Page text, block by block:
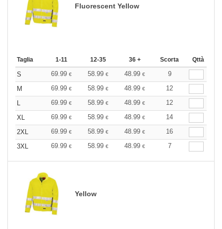
Fluorescent Yellow
Taglia 1-11 12-35 36 + Scorta Qttà
S 69.99 € 58.99 € 48.99 €
9
M
69.99 € 58.99 € 48.99 €
12
L
69.99 € 58.99 € 48.99 €
12
XL
69.99 € 58.99 € 48.99 €
14
2XL
69.99 € 58.99 € 48.99 €
16
3XL
69.99 € 58.99 € 48.99 € 7
Yellow